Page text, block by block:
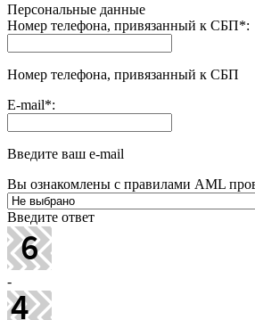
Персональные данные
Номер телефона, привязанный к СБП*:
Номер телефона, привязанный к СБП
E-mail*:
Введите ваш e-mail
Вы ознакомлены с правилами AML
Введите ответ
-